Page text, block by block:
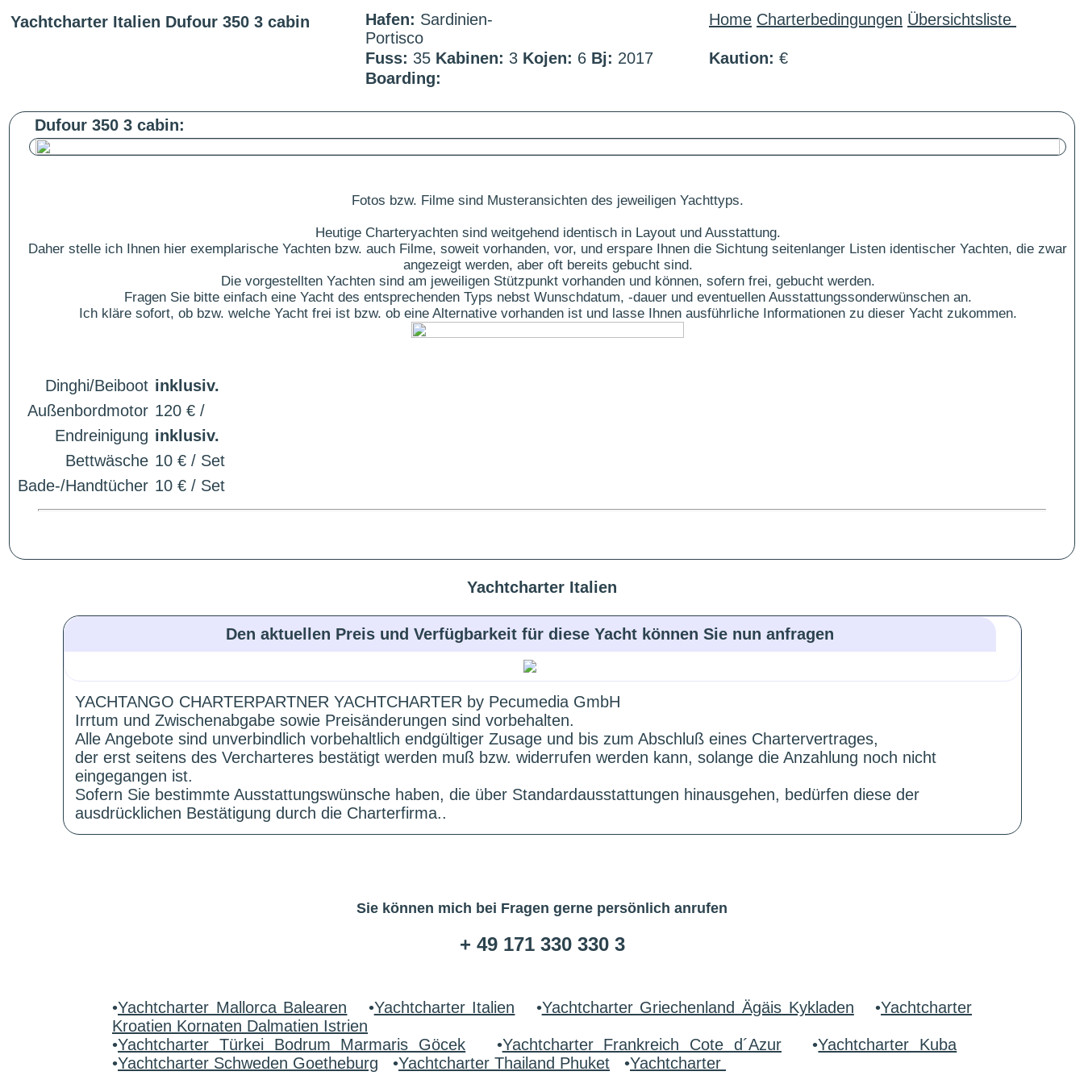
Yachtcharter Italien Dufour 350 3 cabin Hafen: Sardinien-
Portisco
Home Charterbedingungen Übersichtsliste
Fuss: 35 Kabinen: 3 Kojen: 6 Bj: 2017 Kaution: €
Boarding:
Dufour 350 3 cabin:
Fotos bzw. Filme sind Musteransichten des jeweiligen Yachttyps.
Heutige Charteryachten sind weitgehend identisch in Layout und Ausstattung.
Daher stelle ich Ihnen hier exemplarische Yachten bzw. auch Filme, soweit vorhanden, vor, und erspare Ihnen die Sichtung seitenlanger Listen identischer Yachten, die zwar
angezeigt werden, aber oft bereits gebucht sind.
Die vorgestellten Yachten sind am jeweiligen Stützpunkt vorhanden und können, sofern frei, gebucht werden.
Fragen Sie bitte einfach eine Yacht des entsprechenden Typs nebst Wunschdatum, -dauer und eventuellen Ausstattungssonderwünschen an.
Ich kläre sofort, ob bzw. welche Yacht frei ist bzw. ob eine Alternative vorhanden ist und lasse Ihnen ausführliche Informationen zu dieser Yacht zukommen.
Dinghi/Beiboot inklusiv.
Außenbordmotor 120 € /
Endreinigung inklusiv.
Bettwäsche 10 € / Set
Bade-/Handtücher 10 € / Set
Yachtcharter Italien
Den aktuellen Preis und Verfügbarkeit für diese Yacht können Sie nun anfragen
YACHTANGO CHARTERPARTNER YACHTCHARTER by Pecumedia GmbH
Irrtum und Zwischenabgabe sowie Preisänderungen sind vorbehalten.
Alle Angebote sind unverbindlich vorbehaltlich endgültiger Zusage und bis zum Abschluß eines Chartervertrages,
der erst seitens des Vercharteres bestätigt werden muß bzw. widerrufen werden kann, solange die Anzahlung noch nicht
eingegangen ist.
Sofern Sie bestimmte Ausstattungswünsche haben, die über Standardausstattungen hinausgehen, bedürfen diese der
ausdrücklichen Bestätigung durch die Charterfirma..
Sie können mich bei Fragen gerne persönlich anrufen
+ 49 171 330 330 3
•Yachtcharter Mallorca Balearen •Yachtcharter Italien •Yachtcharter Griechenland Ägäis Kykladen •Yachtcharter
Kroatien Kornaten Dalmatien Istrien
•Yachtcharter Türkei Bodrum Marmaris Göcek •Yachtcharter Frankreich Cote d´Azur •Yachtcharter Kuba
•Yachtcharter Schweden Goetheburg •Yachtcharter Thailand Phuket •Yachtcharter